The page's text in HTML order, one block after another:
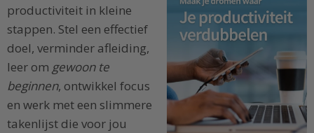
productiviteit in kleine
stappen. Stel een effectief
doel, verminder afleiding,
leer om gewoon te
beginnen, ontwikkel focus
en werk met een slimmere
takenlijst die voor jou